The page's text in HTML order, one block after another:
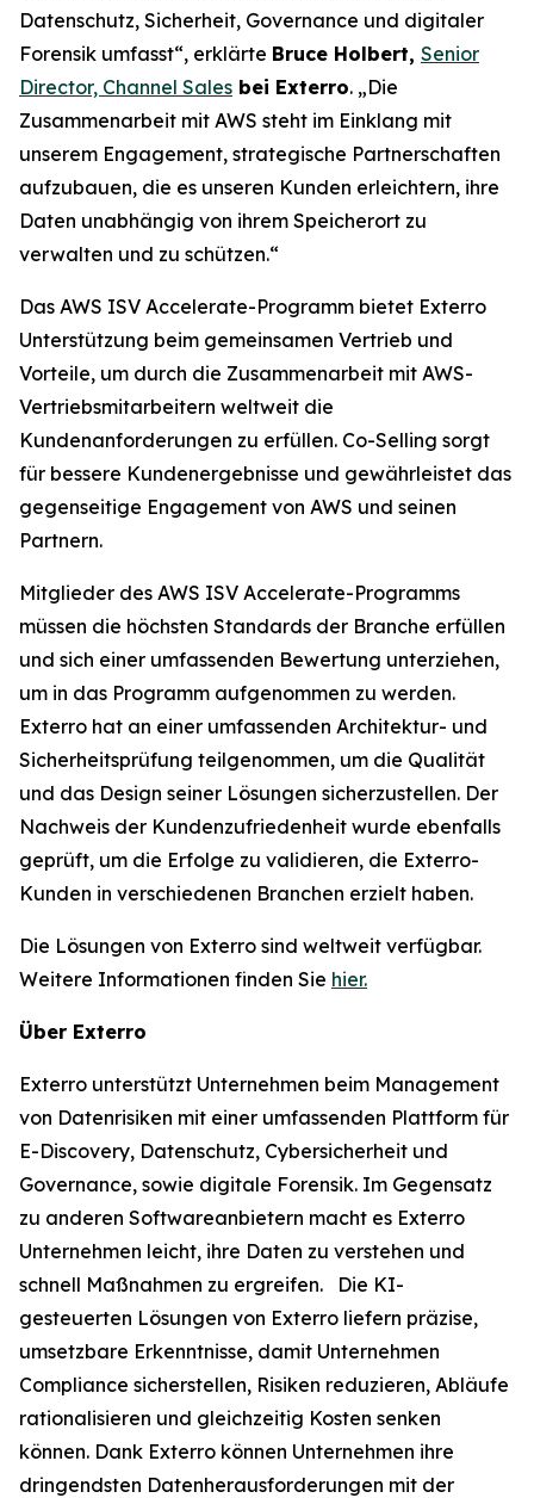
Datenschutz, Sicherheit, Governance und digitaler
Forensik umfasst“, erklärte Bruce Holbert, Senior
Director, Channel Sales bei Exterro. „Die
Zusammenarbeit mit AWS steht im Einklang mit
unserem Engagement, strategische Partnerschaften
aufzubauen, die es unseren Kunden erleichtern, ihre
Daten unabhängig von ihrem Speicherort zu
verwalten und zu schützen.“
Das AWS ISV Accelerate-Programm bietet Exterro
Unterstützung beim gemeinsamen Vertrieb und
Vorteile, um durch die Zusammenarbeit mit AWS-
Vertriebsmitarbeitern weltweit die
Kundenanforderungen zu erfüllen. Co-Selling sorgt
für bessere Kundenergebnisse und gewährleistet das
gegenseitige Engagement von AWS und seinen
Partnern.
Mitglieder des AWS ISV Accelerate-Programms
müssen die höchsten Standards der Branche erfüllen
und sich einer umfassenden Bewertung unterziehen,
um in das Programm aufgenommen zu werden.
Exterro hat an einer umfassenden Architektur- und
Sicherheitsprüfung teilgenommen, um die Qualität
und das Design seiner Lösungen sicherzustellen. Der
Nachweis der Kundenzufriedenheit wurde ebenfalls
geprüft, um die Erfolge zu validieren, die Exterro-
Kunden in verschiedenen Branchen erzielt haben.
Die Lösungen von Exterro sind weltweit verfügbar.
Weitere Informationen finden Sie hier.
Über Exterro
Exterro unterstützt Unternehmen beim Management
von Datenrisiken mit einer umfassenden Plattform für
E-Discovery, Datenschutz, Cybersicherheit und
Governance, sowie digitale Forensik. Im Gegensatz
zu anderen Softwareanbietern macht es Exterro
Unternehmen leicht, ihre Daten zu verstehen und
schnell Maßnahmen zu ergreifen. Die KI-
gesteuerten Lösungen von Exterro liefern präzise,
umsetzbare Erkenntnisse, damit Unternehmen
Compliance sicherstellen, Risiken reduzieren, Abläufe
rationalisieren und gleichzeitig Kosten senken
können. Dank Exterro können Unternehmen ihre
dringendsten Datenherausforderungen mit der